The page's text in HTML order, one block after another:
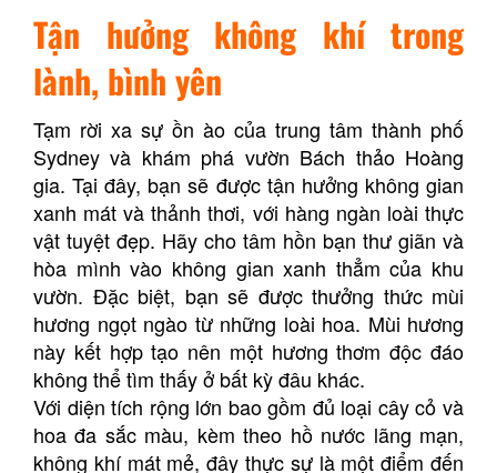
Tận hưởng không khí trong
lành, bình yên
Tạm rời xa sự ồn ào của trung tâm thành phố
Sydney và khám phá vườn Bách thảo Hoàng
gia. Tại đây, bạn sẽ được tận hưởng không gian
xanh mát và thảnh thơi, với hàng ngàn loài thực
vật tuyệt đẹp. Hãy cho tâm hồn bạn thư giãn và
hòa mình vào không gian xanh thẳm của khu
vườn. Đặc biệt, bạn sẽ được thưởng thức mùi
hương ngọt ngào từ những loài hoa. Mùi hương
này kết hợp tạo nên một hương thơm độc đáo
không thể tìm thấy ở bất kỳ đâu khác.
Với diện tích rộng lớn bao gồm đủ loại cây cỏ và
hoa đa sắc màu, kèm theo hồ nước lãng mạn,
không khí mát mẻ, đây thực sự là một điểm đến